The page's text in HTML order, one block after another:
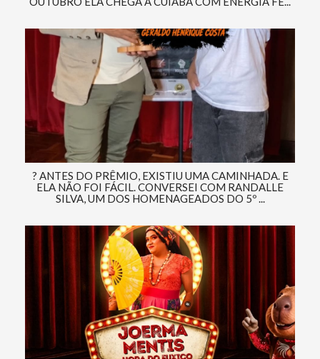
? ANTES DO PRÊMIO, EXISTIU UMA CAMINHADA. E
ELA NÃO FOI FÁCIL. CONVERSEI COM RANDALLE
SILVA, UM DOS HOMENAGEADOS DO 5º ...